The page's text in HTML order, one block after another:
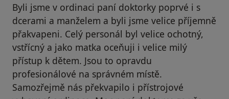
Byli jsme v ordinaci paní doktorky poprvé i s
dcerami a manželem a byli jsme velice příjemně
přakvapeni. Celý personál byl velice ochotný,
vstřícný a jako matka oceňuji i velice milý
přístup k dětem. Jsou to opravdu
profesionálové na správném místě.
Samozřejmě nás překvapilo i přístrojové